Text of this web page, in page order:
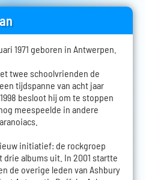
1971 geboren in Antwerpen.
twee schoolvrienden de
tijdspanne van acht jaar
besloot hij om te stoppen
meespeelde in andere
initiatief: de rockgroep
drie albums uit. In 2001 startte
de overige leden van Ashbury